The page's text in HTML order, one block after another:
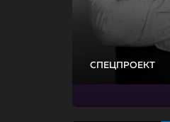
СПЕЦПРОЕКТ